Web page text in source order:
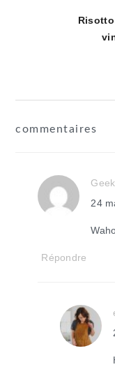
Article
suivant
lecteur
commentaires
24
Répondre